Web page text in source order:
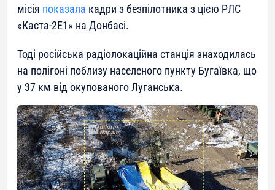
місія показала кадри з безпілотника з цією РЛС
«Каста-2Е1» на Донбасі.
Тоді російська радіолокаційна станція знаходилась
на полігоні поблизу населеного пункту Бугаївка, що
у 37 км від окупованого Луганська.